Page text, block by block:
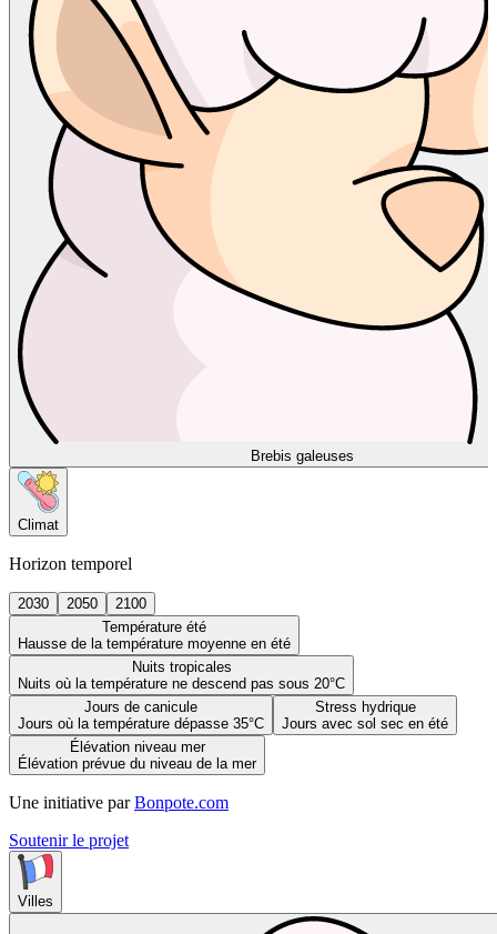
Brebis galeuses
Climat
Horizon temporel
2030 2050
2100
Température été
Hausse de la température moyenne en été
Nuits tropicales
Nuits où la température ne descend pas sous 20°C
Jours de canicule
Jours où la température dépasse 35°C
Stress hydrique
Jours avec sol sec en été
Élévation niveau mer
Élévation prévue du niveau de la mer
Une initiative par Bonpote.com
Soutenir le projet
Villes